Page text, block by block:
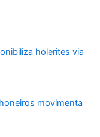
holerites via
movimenta